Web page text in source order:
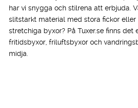
har vi snygga och stilrena att erbjuda.
slitstarkt material med stora fickor eller
stretchiga byxor? På Tuxer.se finns
fritidsbyxor, friluftsbyxor och
midja.